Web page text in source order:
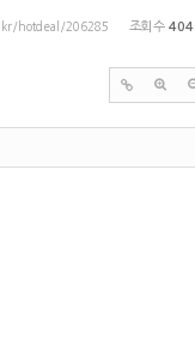
hotdeal/206285 조회 수 404